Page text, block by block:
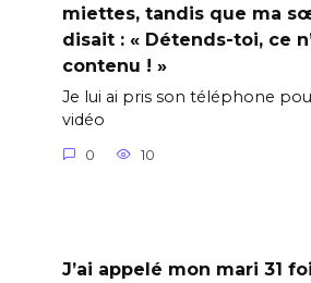
miettes, tandis que ma
disait : « Détends-toi, ce
contenu ! »
Je lui ai pris son téléphone
vidéo
0 10
J’ai appelé mon mari 31